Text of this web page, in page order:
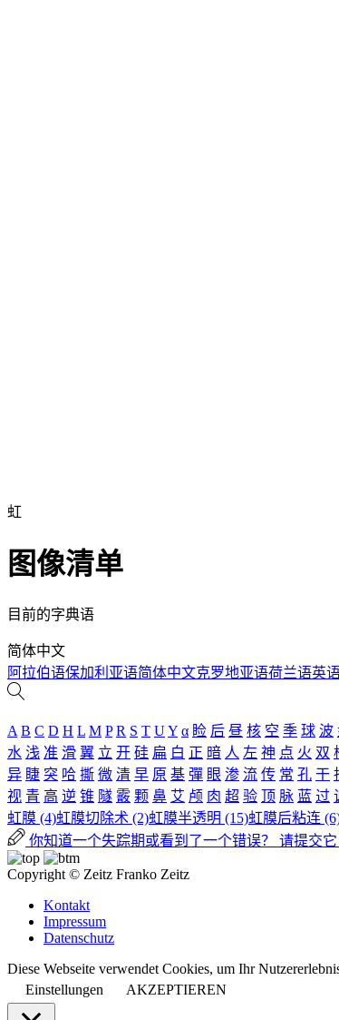
虹
图像清单
目前的字典语
简体中文
阿拉伯语保加利亚语简体中文克罗地亚语荷兰语英
A B C D H L M P R S T UY α 睑 后 昼 核 空 季 球 波
水 浅 准 滑 翼 立 开 硅 扁 白 正 暗 人 左 神 点 火 双
异 睫 突 哈 撕 微 清 早 原 基 彈 眼 渗 流 传 常 孔 干
视 青 高 逆 锥 隧 霰 颗 鼻 艾 颅 肉 超 验 顶 脉 蓝 过
虹膜 (4)虹膜切除术 (2)虹膜半透明 (15)虹膜后粘连
你知道一个失踪期或看到了一个错误？ 请提交它
Copyright © Zeitz Franko Zeitz
Kontakt
Impressum
Datenschutz
Diese Webseite verwendet Cookies, um Ihr
Einstellungen
AKZEPTIEREN